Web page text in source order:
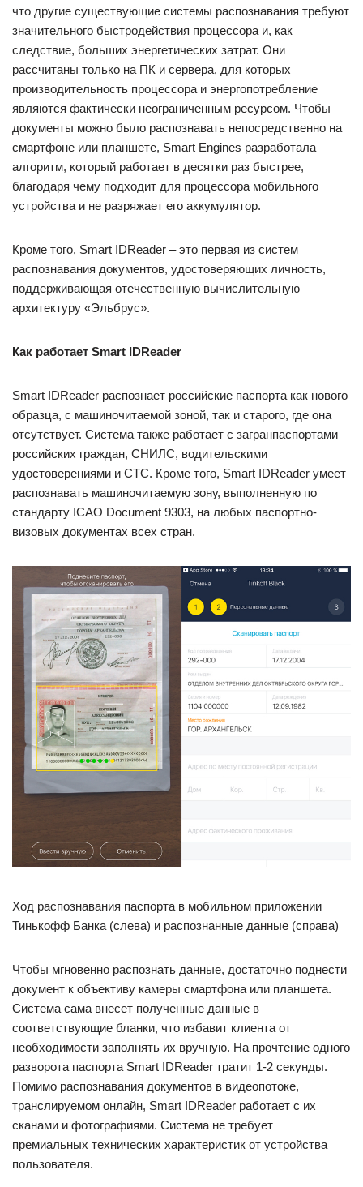
что другие существующие системы распознавания требуют
значительного быстродействия процессора и, как
следствие, больших энергетических затрат. Они
рассчитаны только на ПК и сервера, для которых
производительность процессора и энергопотребление
являются фактически неограниченным ресурсом. Чтобы
документы можно было распознавать непосредственно на
смартфоне или планшете, Smart Engines разработала
алгоритм, который работает в десятки раз быстрее,
благодаря чему подходит для процессора мобильного
устройства и не разряжает его аккумулятор.
Кроме того, Smart IDReader – это первая из систем
распознавания документов, удостоверяющих личность,
поддерживающая отечественную вычислительную
архитектуру «Эльбрус».
Как работает Smart IDReader
Smart IDReader распознает российские паспорта как нового
образца, с машиночитаемой зоной, так и старого, где она
отсутствует. Система также работает с загранпаспортами
российских граждан, СНИЛС, водительскими
удостоверениями и СТС. Кроме того, Smart IDReader умеет
распознавать машиночитаемую зону, выполненную по
стандарту ICAO Document 9303, на любых паспортно-
визовых документах всех стран.
Ход распознавания паспорта в мобильном приложении
Тинькофф Банка (слева) и распознанные данные (справа)
Чтобы мгновенно распознать данные, достаточно поднести
документ к объективу камеры смартфона или планшета.
Система сама внесет полученные данные в
соответствующие бланки, что избавит клиента от
необходимости заполнять их вручную. На прочтение одного
разворота паспорта Smart IDReader тратит 1-2 секунды.
Помимо распознавания документов в видеопотоке,
транслируемом онлайн, Smart IDReader работает с их
сканами и фотографиями. Система не требует
премиальных технических характеристик от устройства
пользователя.